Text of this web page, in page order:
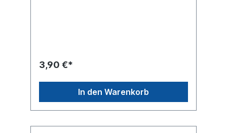
3,90 €*
In den Warenkorb